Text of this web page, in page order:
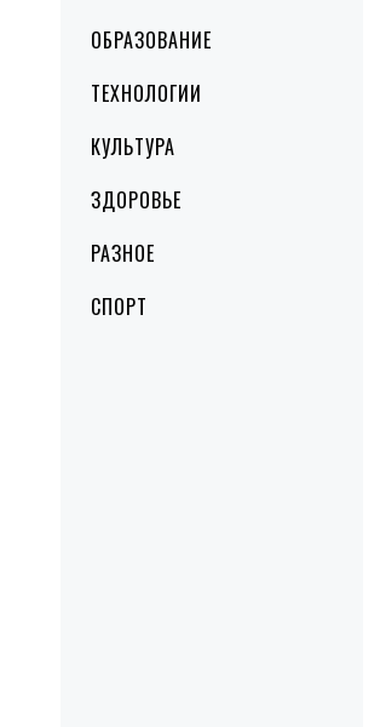
ОБРАЗОВАНИЕ
ТЕХНОЛОГИИ
КУЛЬТУРА
ЗДОРОВЬЕ
РАЗНОЕ
СПОРТ